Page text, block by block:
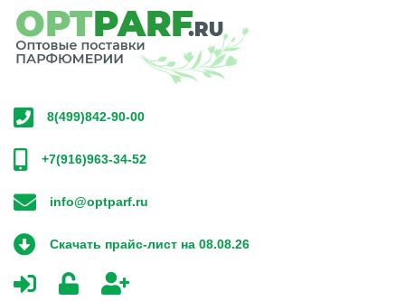
8(499)842-90-00
+7(916)963-34-52
info@optparf.ru
Скачать прайс-лист на 08.08.26